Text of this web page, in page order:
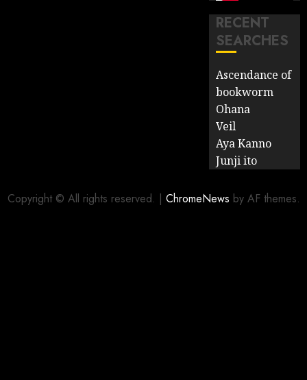
RECENT
SEARCHES
Ascendance of
bookworm
Ohana
Veil
Aya Kanno
Junji ito
Copyright © All rights reserved. | ChromeNews by AF themes.